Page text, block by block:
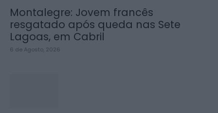
Montalegre: Jovem francês
resgatado após queda nas Sete
Lagoas, em Cabril
6 de Agosto, 2026